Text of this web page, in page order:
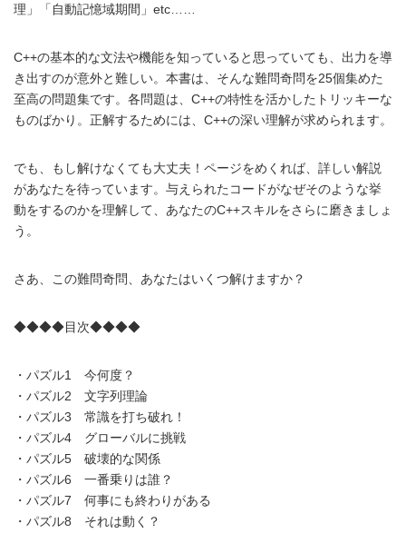
理」「自動記憶域期間」etc……
C++の基本的な文法や機能を知っていると思っていても、出力を導
き出すのが意外と難しい。本書は、そんな難問奇問を25個集めた
至高の問題集です。各問題は、C++の特性を活かしたトリッキーな
ものばかり。正解するためには、C++の深い理解が求められます。
でも、もし解けなくても大丈夫！ページをめくれば、詳しい解説
があなたを待っています。与えられたコードがなぜそのような挙
動をするのかを理解して、あなたのC++スキルをさらに磨きましょ
う。
さあ、この難問奇問、あなたはいくつ解けますか？
◆◆◆◆目次◆◆◆◆
・パズル1 今何度？
・パズル2 文字列理論
・パズル3 常識を打ち破れ！
・パズル4 グローバルに挑戦
・パズル5 破壊的な関係
・パズル6 一番乗りは誰？
・パズル7 何事にも終わりがある
・パズル8 それは動く？